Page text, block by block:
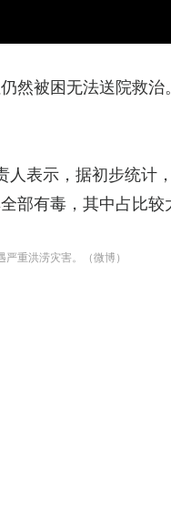
然被困无法送院救
表示，据初步统计
部有毒，其中占比较
重洪涝灾害。（微博）